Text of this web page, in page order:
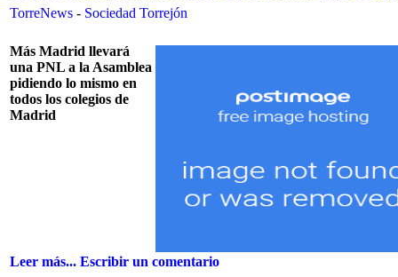
TorreNews - Sociedad Torrejón
Más Madrid llevará
una PNL a la Asamblea
pidiendo lo mismo en
todos los colegios de
Madrid
Leer más... Escribir un comentario